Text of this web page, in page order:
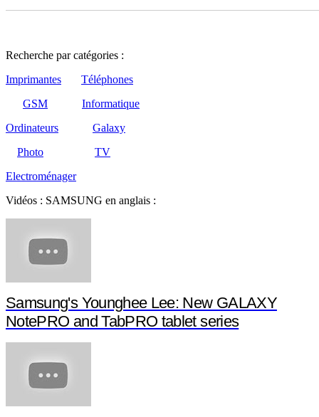
Recherche par catégories :
Imprimantes
Téléphones
GSM
Informatique
Ordinateurs
Galaxy
Photo
TV
Electroménager
Vidéos : SAMSUNG en anglais :
Samsung's Younghee Lee: New GALAXY
NotePRO and TabPRO tablet series